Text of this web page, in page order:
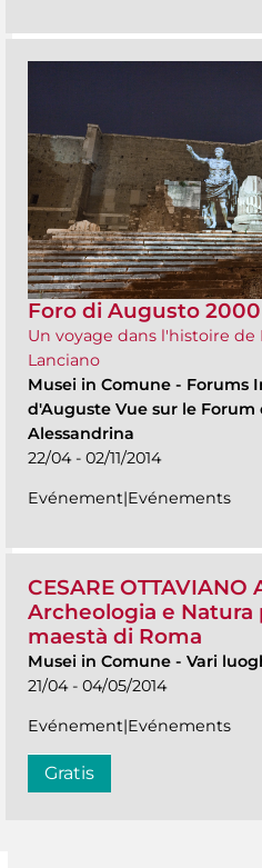
Foro di Augusto
Un voyage dans l'histoire de
Lanciano
Musei in Comune - Forums
d'Auguste Vue sur le
Alessandrina
22/04 - 02/11/2014
Evénement|Evénements
CESARE OTTAVIANO
Archeologia e Natura
maestà di Roma
Musei in Comune - Vari
21/04 - 04/05/2014
Evénement|Evénements
Gratis